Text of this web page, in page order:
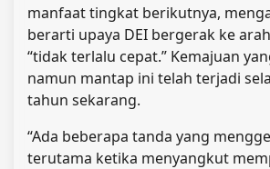
manfaat tingkat berikutnya,
berarti upaya DEI bergerak ke
“tidak terlalu cepat.” Kemajuan
namun mantap ini telah terjadi
tahun sekarang.
“Ada beberapa tanda yang
terutama ketika menyangkut